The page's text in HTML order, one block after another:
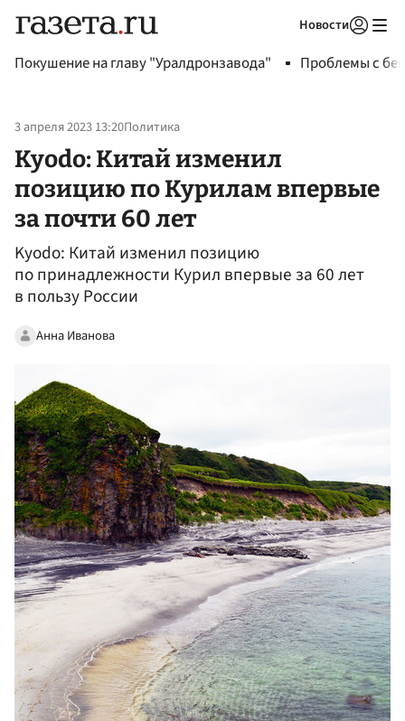
Новости
Покушение на главу "Уралдронзавода" Проблемы с
3 апреля 2023 13:20Политика
Kyodo: Китай изменил
позицию по Курилам впервые
за почти 60 лет
Kyodo: Китай изменил позицию
по принадлежности Курил впервые за 60 лет
в пользу России
Анна Иванова